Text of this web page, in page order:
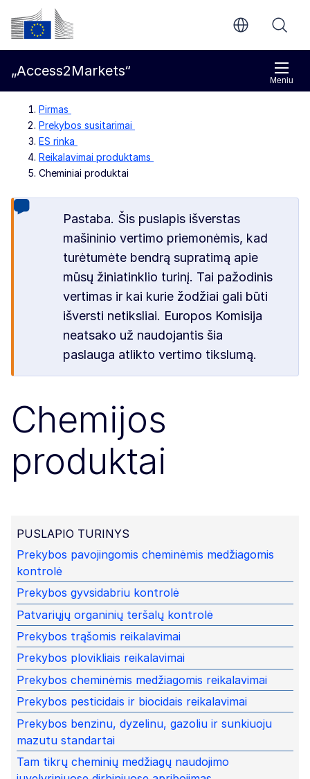
Pereiti prie pagrindinio turinio
Europos Komisija
Meniu
„Access2Markets“
Pirmas
Prekybos susitarimai
ES rinka
Reikalavimai produktams
Cheminiai produktai
Pastaba. Šis puslapis išverstas
mašininio vertimo priemonėmis, kad
turėtumėte bendrą supratimą apie
mūsų žiniatinklio turinį. Tai pažodinis
vertimas ir kai kurie žodžiai gali būti
išversti netiksliai. Europos Komisija
neatsako už naudojantis šia
paslauga atlikto vertimo tikslumą.
Chemijos
produktai
PUSLAPIO TURINYS
Prekybos pavojingomis cheminėmis medžiagomis
kontrolė
Prekybos gyvsidabriu kontrolė
Patvariųjų organinių teršalų kontrolė
Prekybos trąšomis reikalavimai
Prekybos plovikliais reikalavimai
Prekybos cheminėmis medžiagomis reikalavimai
Prekybos pesticidais ir biocidais reikalavimai
Prekybos benzinu, dyzelinu, gazoliu ir sunkiuoju
mazutu standartai
Tam tikrų cheminių medžiagų naudojimo